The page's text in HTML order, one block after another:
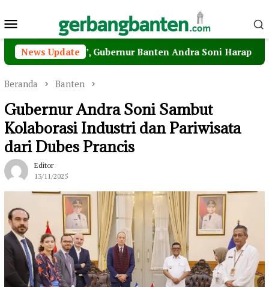
ke
Menu
Mobile
News Update
Pagi’, Gubernur Banten Andra Soni Harap MPI Jadi
Beranda Banten
Gubernur Andra Soni Sambut
Kolaborasi Industri dan Pariwisata
dari Dubes Prancis
Editor
13/11/2025